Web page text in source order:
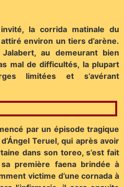
la corrida matinale du
environ un tiers d’arène.
au demeurant bien
mal de difficultés, la plupart
limitées et s’avérant
par un épisode tragique
Teruel, qui après avoir
dans son toreo, s’est fait
première faena brindée à
victime d’une cornada à